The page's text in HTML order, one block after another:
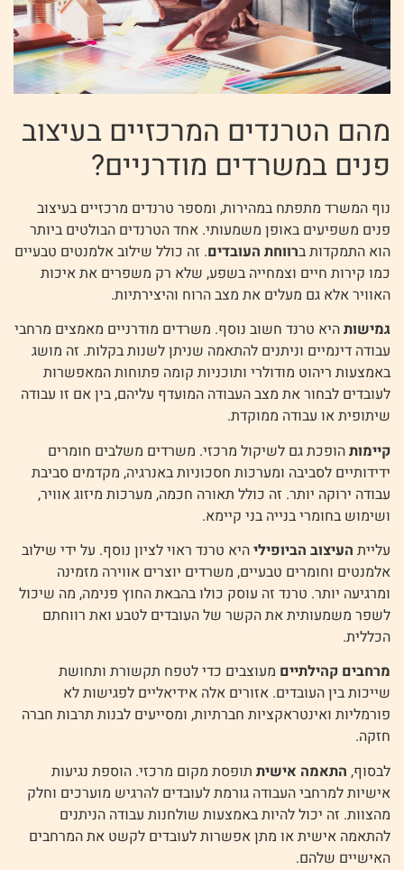
פנים במשרדים מודרניים?
נוף המשרד מתפתח במהירות, ומספר טרנדים מרכזיים בעיצוב
פנים משפיעים באופן משמעותי. אחד הטרנדים הבולטים ביותר
הוא התמקדות ברווחת העובדים. זה כולל שילוב אלמנטים טבעיים
כמו קירות חיים וצמחייה בשפע, שלא רק משפרים את איכות
האוויר אלא גם מעלים את מצב הרוח והיצירתיות.
גמישותהיא טרנד חשוב נוסף. משרדים מודרניים מאמצים מרחבי
עבודה דינמיים וניתנים להתאמה שניתן לשנות בקלות. זה מושג
באמצעות ריהוט מודולרי ותוכניות קומה פתוחות המאפשרות
לעובדים לבחור את מצב העבודה המועדף עליהם, בין אם זו עבודה
שיתופית או עבודה ממוקדת.
קיימותהופכת גם לשיקול מרכזי. משרדים משלבים חומרים
ידידותיים לסביבה ומערכות חסכוניות באנרגיה, מקדמים סביבת
עבודה ירוקה יותר. זה כולל תאורה חכמה, מערכות מיזוג אוויר,
ושימוש בחומרי בנייה בני קיימא.
עליית העיצוב הביופיליהיא טרנד ראוי לציון נוסף. על ידי שילוב
אלמנטים וחומרים טבעיים, משרדים יוצרים אווירה מזמינה
ומרגיעה יותר. טרנד זה עוסק כולו בהבאת החוץ פנימה, מה שיכול
לשפר משמעותית את הקשר של העובדים לטבע ואת רווחתם
הכללית.
מרחבים קהילתיים מעוצבים כדי לטפח תקשורת ותחושת
שייכות בין העובדים. אזורים אלה אידיאליים לפגישות לא
פורמליות ואינטראקציות חברתיות, ומסייעים לבנות תרבות חברה
חזקה.
לבסוף, התאמה אישית תופסת מקום מרכזי. הוספת נגיעות
אישיות למרחבי העבודה גורמת לעובדים להרגיש מוערכים וחלק
מהצוות. זה יכול להיות באמצעות שולחנות עבודה הניתנים
להתאמה אישית או מתן אפשרות לעובדים לקשט את המרחבים
האישיים שלהם.